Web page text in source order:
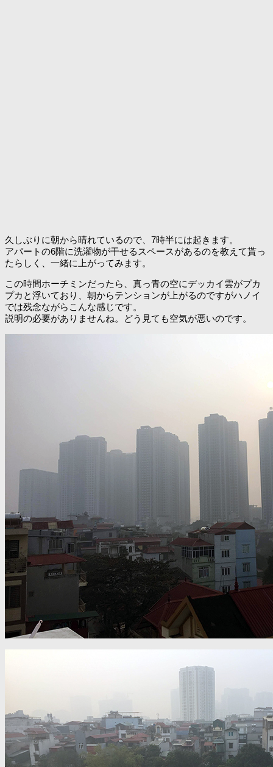
久しぶりに朝から晴れているので、7時半には起きます。
アパートの6階に洗濯物が干せるスペースがあるのを教えて貰っ
たらしく、一緒に上がってみます。
この時間ホーチミンだったら、真っ青の空にデッカイ雲がプカ
プカと浮いており、朝からテンションが上がるのですがハノイ
では残念ながらこんな感じです。
説明の必要がありませんね。どう見ても空気が悪いのです。